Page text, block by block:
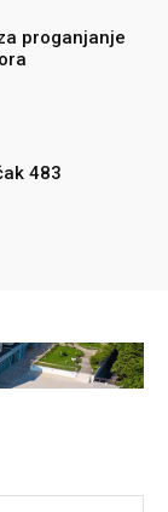
proganjanje
483